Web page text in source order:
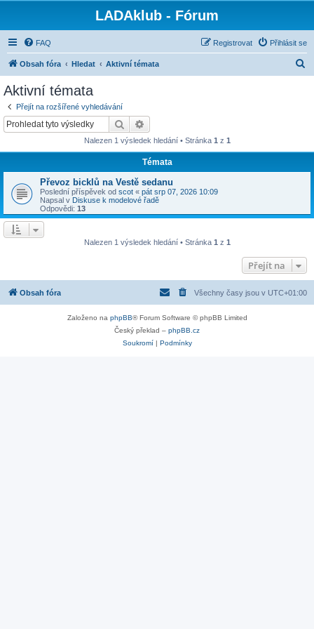
LADAklub - Fórum
FAQ Přihlásit se
Registrovat
Obsah fóra Hledat Aktivní témata
Aktivní témata
Přejít na rozšířené vyhledávání
Hledat
Nalezen 1 výsledek hledání • Stránka 1 z 1
Témata
Převoz bicklů na Vestě sedanu
Poslední příspěvek od scot « pát srp 07, 2026 10:09
Napsal v Diskuse k modelové řadě
Odpovědi: 13
Nalezen 1 výsledek hledání • Stránka 1 z 1
Přejít na
Obsah fóra Všechny časy jsou v UTC+01:00
Založeno na phpBB® Forum Software © phpBB Limited
Český překlad – phpBB.cz
Soukromí| Podmínky